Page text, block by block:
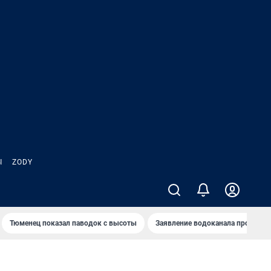
ZODY
Тюменец показал паводок с высоты Заявление водоканала про